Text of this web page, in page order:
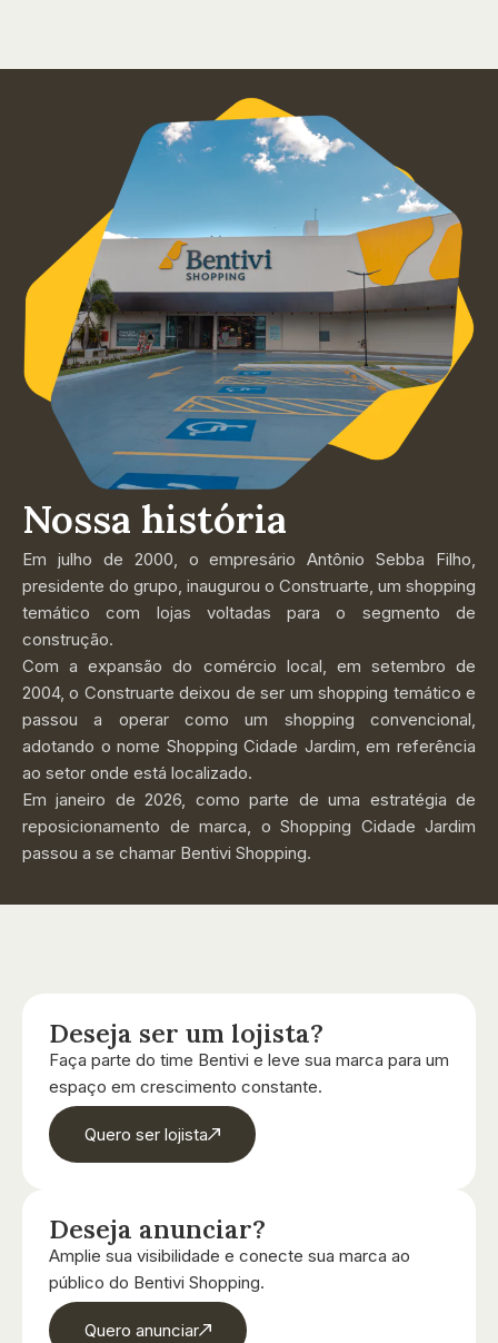
Nossa história
Em julho de 2000, o empresário Antônio Sebba Filho,
presidente do grupo, inaugurou o Construarte, um shopping
temático com lojas voltadas para o segmento de
construção.
Com a expansão do comércio local, em setembro de
2004, o Construarte deixou de ser um shopping temático e
passou a operar como um shopping convencional,
adotando o nome Shopping Cidade Jardim, em referência
ao setor onde está localizado.
Em janeiro de 2026, como parte de uma estratégia de
reposicionamento de marca, o Shopping Cidade Jardim
passou a se chamar Bentivi Shopping.
Deseja ser um lojista?
Faça parte do time Bentivi e leve sua marca para um
espaço em crescimento constante.
Quero ser lojista
Deseja anunciar?
Amplie sua visibilidade e conecte sua marca ao
público do Bentivi Shopping.
Quero anunciar